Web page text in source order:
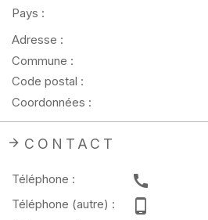
Pays :
Adresse :
Commune :
Code postal :
Coordonnées :
CONTACT
Téléphone :
Téléphone (autre) :